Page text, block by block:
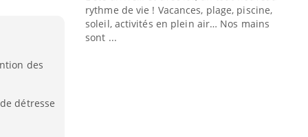
des
détresse
rythme de vie ! Vacances, plage, piscine,
soleil, activités en plein air… Nos mains
sont ...